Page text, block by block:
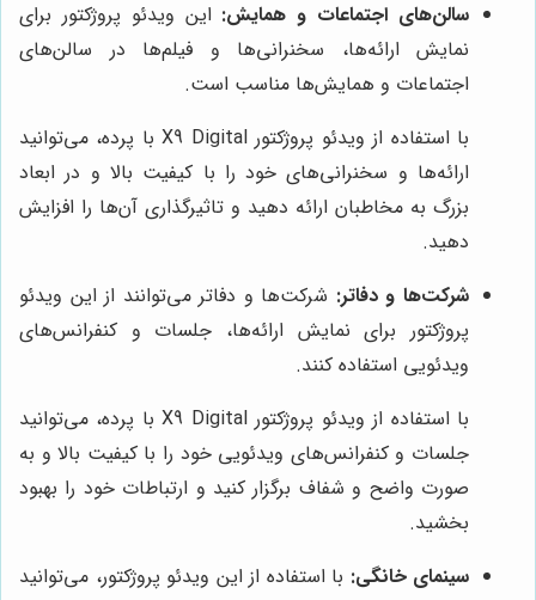
سالن‌های اجتماعات و همایش: این ویدئو پروژکتور برای
نمایش ارائه‌ها، سخنرانی‌ها و فیلم‌ها در سالن‌های
اجتماعات و همایش‌ها مناسب است.
با استفاده از ویدئو پروژکتور X9 Digital با پرده، می‌توانید
ارائه‌ها و سخنرانی‌های خود را با کیفیت بالا و در ابعاد
بزرگ به مخاطبان ارائه دهید و تاثیرگذاری آن‌ها را افزایش
دهید.
شرکت‌ها و دفاتر: شرکت‌ها و دفاتر می‌توانند از این ویدئو
پروژکتور برای نمایش ارائه‌ها، جلسات و کنفرانس‌های
ویدئویی استفاده کنند.
با استفاده از ویدئو پروژکتور X9 Digital با پرده، می‌توانید
جلسات و کنفرانس‌های ویدئویی خود را با کیفیت بالا و به
صورت واضح و شفاف برگزار کنید و ارتباطات خود را بهبود
بخشید.
سینمای خانگی: با استفاده از این ویدئو پروژکتور، می‌توانید